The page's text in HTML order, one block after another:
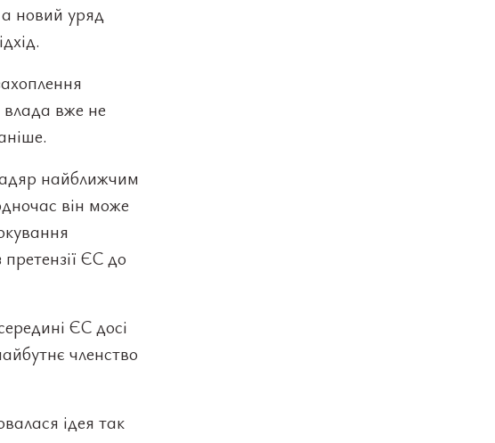
новий уряд
влада вже не
найближчим
він може
ЄС до
ЄС досі
членство
ідея так